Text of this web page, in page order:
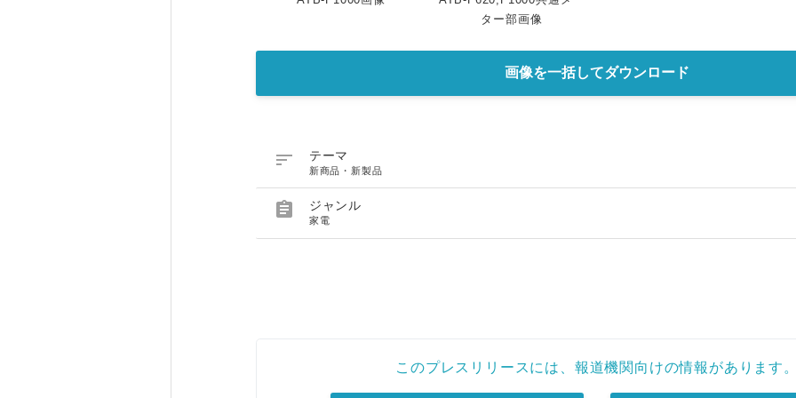
ター部画像
画像を一括してダウンロード
 テーマ
新商品・新製品
 ジャンル
家電
このプレスリリースには、報道機関向けの情報があります